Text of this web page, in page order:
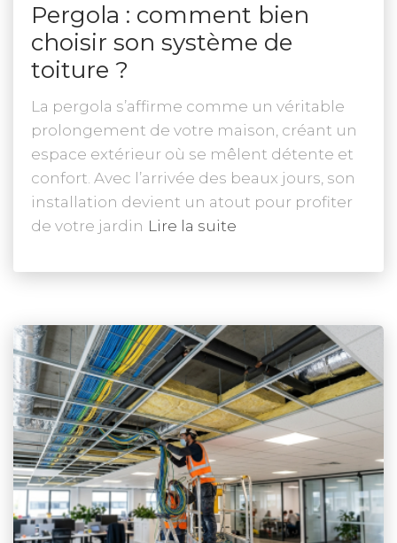
Pergola : comment bien
choisir son système de
toiture ?
La pergola s’affirme comme un véritable
prolongement de votre maison, créant un
espace extérieur où se mêlent détente et
confort. Avec l’arrivée des beaux jours, son
installation devient un atout pour profiter
de votre jardin Lire la suite